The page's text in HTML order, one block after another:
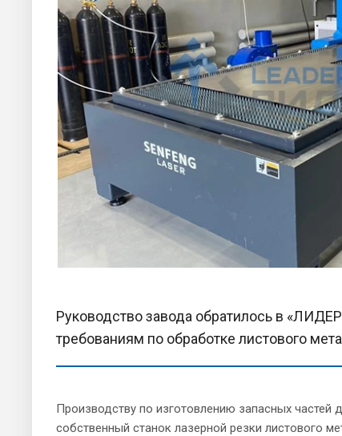
Руководство завода обратилось в
требованиям по обработке листового
Производству по изготовлению запасных частей
собственный станок лазерной резки листового